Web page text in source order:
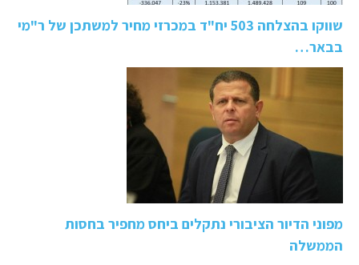
שווקו בהצלחה 503 יח"ד במכרזי מחיר למשתכן של ר"מי
בבאר…
מפוני הדיור הציבורי נתקלים ביחס מחפיר בחסות
הממשלה